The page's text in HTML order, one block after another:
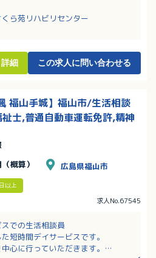
2025年度実績では3.6ヶ月分支給あ
ら苑リハビリセンター
詳細 この求人に問い合わせる
福山手城】福山市/生活相談
士,普通自動車運転免許,精神
概算） 広島県福山市
以上
求人No.67545
での生活相談員
短時間デイサービスです。
心に行っていただきます。